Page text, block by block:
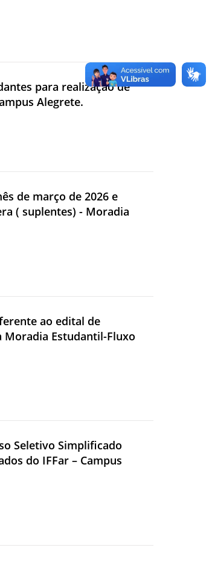
para realização de
Alegrete.
de março de 2026 e
( suplentes) - Moradia
ao edital de
Moradia Estudantil-Fluxo
Seletivo Simplificado
do IFFar – Campus